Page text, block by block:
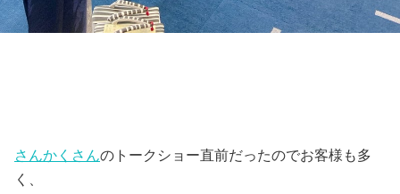
さんかくさんのトークショー直前だったのでお客様も多
く、